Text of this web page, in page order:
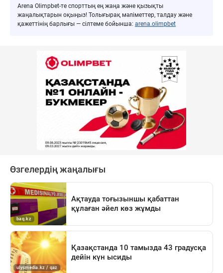
Arena Olimpbet-те спорттың ең жаңа және қызықты
жаңалықтарын оқыңыз! Толығырақ мәліметтер, талдау және
қажеттінің барлығы — сілтеме бойынша: arena.olimpbet